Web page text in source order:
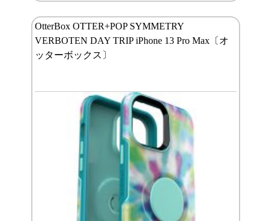
OtterBox OTTER+POP SYMMETRY
VERBOTEN DAY TRIP iPhone 13 Pro Max〔オ
ッターボックス〕